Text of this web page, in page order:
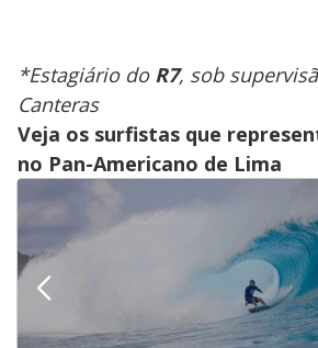
*Estagiário do R7, sob
Canteras
Veja os surfistas que
no Pan-Americano de Lima